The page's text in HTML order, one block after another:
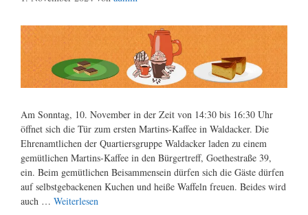
Am Sonntag, 10. November in der Zeit von 14:30 bis 16:30 Uhr
öffnet sich die Tür zum ersten Martins-Kaffee in Waldacker. Die
Ehrenamtlichen der Quartiersgruppe Waldacker laden zu einem
gemütlichen Martins-Kaffee in den Bürgertreff, Goethestraße 39,
ein. Beim gemütlichen Beisammensein dürfen sich die Gäste dürfen
auf selbstgebackenen Kuchen und heiße Waffeln freuen. Beides wird
auch … Weiterlesen